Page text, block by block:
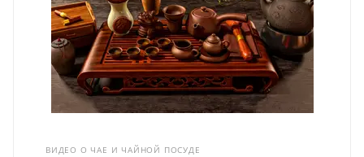
ВИДЕО О ЧАЕ И ЧАЙНОЙ ПОСУДЕ